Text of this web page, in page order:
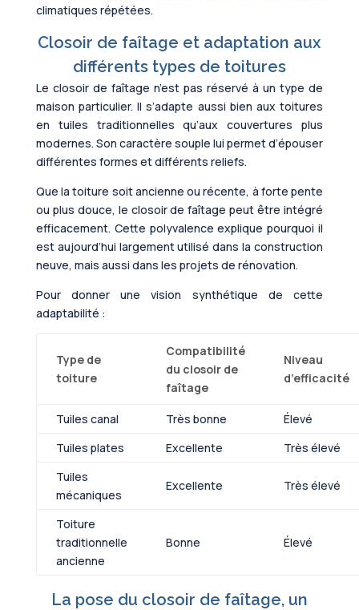
climatiques répétées.
Closoir de faîtage et adaptation aux
différents types de toitures
Le closoir de faîtage n’est pas réservé à un type de
maison particulier. Il s’adapte aussi bien aux toitures
en tuiles traditionnelles qu’aux couvertures plus
modernes. Son caractère souple lui permet d’épouser
différentes formes et différents reliefs.
Que la toiture soit ancienne ou récente, à forte pente
ou plus douce, le closoir de faîtage peut être intégré
efficacement. Cette polyvalence explique pourquoi il
est aujourd’hui largement utilisé dans la construction
neuve, mais aussi dans les projets de rénovation.
Pour donner une vision synthétique de cette
adaptabilité :
Type de
toiture
Compatibilité
du closoir de
faîtage
Niveau
d’efficacité
Tuiles canal Très bonne
Élevé
Tuiles plates
Excellente
Très élevé
Tuiles
mécaniques
Excellente Très élevé
Toiture
traditionnelle
ancienne
Bonne Élevé
La pose du closoir de faîtage, un